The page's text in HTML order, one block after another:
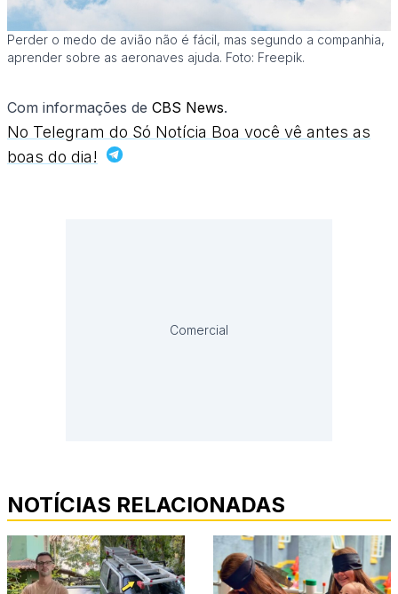
Perder o medo de avião não é fácil, mas segundo a companhia,
aprender sobre as aeronaves ajuda. Foto: Freepik.
Com informações de CBS News.
No Telegram do Só Notícia Boa você vê antes as
boas do dia!
Comercial
NOTÍCIAS RELACIONADAS